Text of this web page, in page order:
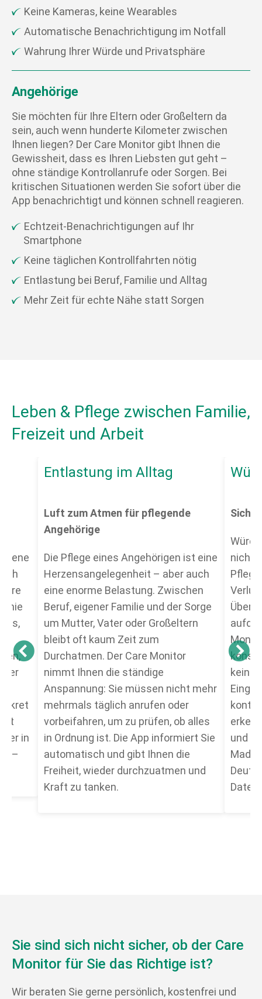
Keine Kameras, keine Wearables
Automatische Benachrichtigung im Notfall
Wahrung Ihrer Würde und Privatsphäre
Angehörige
Sie möchten für Ihre Eltern oder Großeltern da
sein, auch wenn hunderte Kilometer zwischen
Ihnen liegen? Der Care Monitor gibt Ihnen die
Gewissheit, dass es Ihren Liebsten gut geht –
ohne ständige Kontrollanrufe oder Sorgen. Bei
kritischen Situationen werden Sie sofort über die
App benachrichtigt und können schnell reagieren.
Echtzeit-Benachrichtigungen auf Ihr
Smartphone
Keine täglichen Kontrollfahrten nötig
Entlastung bei Beruf, Familie und Alltag
Mehr Zeit für echte Nähe statt Sorgen
Leben & Pflege zwischen Familie,
Freizeit und Arbeit
in
–
Entlastung im Alltag
Luft zum Atmen für pflegende
Angehörige
Die Pflege eines Angehörigen ist eine
Herzensangelegenheit – aber auch
eine enorme Belastung. Zwischen
Beruf, eigener Familie und der Sorge
um Mutter, Vater oder Großeltern
bleibt oft kaum Zeit zum
Durchatmen. Der Care Monitor
nimmt Ihnen die ständige
Anspannung: Sie müssen nicht mehr
mehrmals täglich anrufen oder
vorbeifahren, um zu prüfen, ob alles
in Ordnung ist. Die App informiert Sie
automatisch und gibt Ihnen die
Freiheit, wieder durchzuatmen und
Kraft zu tanken.
nicht
keine
und
Made
Sie sind sich nicht sicher, ob der Care
Monitor für Sie das Richtige ist?
Wir beraten Sie gerne persönlich, kostenfrei und